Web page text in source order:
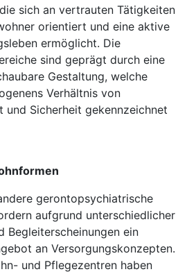
sich an vertrauten Tätigkeiten
orientiert und eine aktive
ermöglicht. Die
sind geprägt durch eine
Gestaltung, welche
Verhältnis von
und Sicherheit gekennzeichnet
gerontopsychiatrische
aufgrund unterschiedlicher
Begleiterscheinungen ein
an Versorgungskonzepten.
und Pflegezentren haben